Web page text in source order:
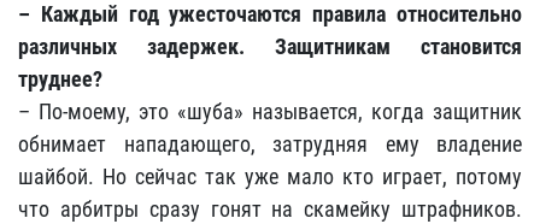
– Каждый год ужесточаются правила относительно
различных задержек. Защитникам становится
труднее?
– По-моему, это «шуба» называется, когда защитник
обнимает нападающего, затрудняя ему владение
шайбой. Но сейчас так уже мало кто играет, потому
что арбитры сразу гонят на скамейку штрафников.